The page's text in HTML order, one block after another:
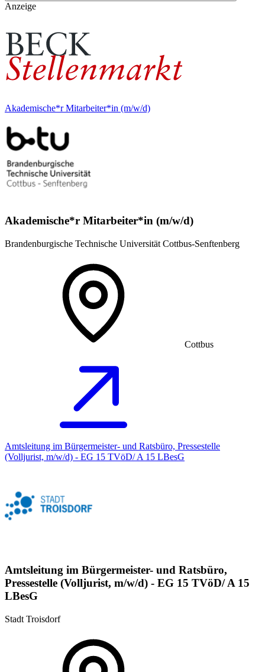
Anzeige
Akademische*r Mitarbeiter*in (m/w/d)
Akademische*r Mitarbeiter*in (m/w/d)
Brandenburgische Technische Universität Cottbus-Senftenberg
Cottbus
Amtsleitung im Bürgermeister- und Ratsbüro, Pressestelle
(Volljurist, m/w/d) - EG 15 TVöD/ A 15 LBesG
Amtsleitung im Bürgermeister- und Ratsbüro,
Pressestelle (Volljurist, m/w/d) - EG 15 TVöD/ A 15
LBesG
Stadt Troisdorf